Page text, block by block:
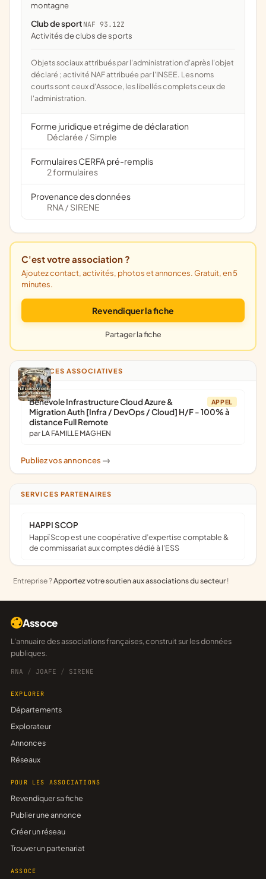
montagne
Club de sport NAF 93.12Z
Activités de clubs de sports
Objets sociaux attribués par l'administration d'après l'objet
déclaré ; activité NAF attribuée par l'INSEE. Les noms
courts sont ceux d'Assoce, les libellés complets ceux de
l'administration.
Forme juridique et régime de déclaration
Déclarée / Simple
Formulaires CERFA pré-remplis
2 formulaires
Provenance des données
RNA / SIRENE
C'est votre association ?
Ajoutez contact, activités, photos et annonces. Gratuit, en 5
minutes.
Revendiquer la fiche
Partager la fiche
ANNONCES ASSOCIATIVES
APPEL
Bénévole Infrastructure Cloud Azure &
Migration Auth [Infra / DevOps / Cloud] H/F - 100% à
distance Full Remote
par LA FAMILLE MAGHEN
Publiez vos annonces ->
SERVICES PARTENAIRES
HAPPI SCOP
Happï Scop est une coopérative d’expertise comptable &
de commissariat aux comptes dédié à l'ESS
Entreprise ?Apportez votre soutien aux associations du secteur !
Assoce
L'annuaire des associations françaises, construit sur les données
publiques.
RNA / JOAFE / SIRENE
EXPLORER
Départements
Explorateur
Annonces
Réseaux
POUR LES ASSOCIATIONS
Revendiquer sa fiche
Publier une annonce
Créer un réseau
Trouver un partenariat
ASSOCE